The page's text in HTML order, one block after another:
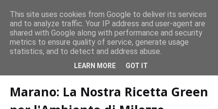
Milazzo 28ª Sagra del Pesce a Vaccarella: il programma
EVENTI
Marano: La Nostra Ricetta Green per
Marano: La Nostra Ricetta Green
This site uses cookies from Google to deliver its services
and to analyze traffic. Your IP address and user-agent are
shared with Google along with performance and security
metrics to ensure quality of service, generate usage
statistics, and to detect and address abuse.
LEARN MORE GOT IT